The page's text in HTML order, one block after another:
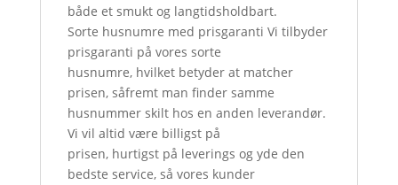
både et smukt og langtidsholdbart.
Sorte husnumre med prisgaranti Vi tilbyder
prisgaranti på vores sorte
husnumre, hvilket betyder at matcher
prisen, såfremt man finder samme
husnummer skilt hos en anden leverandør.
Vi vil altid være billigst på
prisen, hurtigst på leverings og yde den
bedste service, så vores kunder